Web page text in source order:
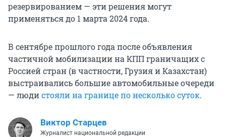
резервированием — эти решения могут
применяться до 1 марта 2024 года.
В сентябре прошлого года после объявления
частичной мобилизации на КПП граничащих с
Россией стран (в частности, Грузия и Казахстан)
выстраивались большие автомобильные очереди
— людистояли на границе по несколько суток.
Виктор Старцев
Журналист национальной редакции